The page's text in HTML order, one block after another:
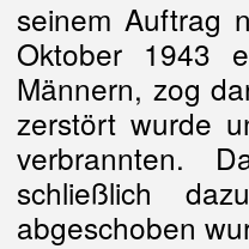
seinem Auftrag
Oktober 1943
Männern, zog
zerstört wurde
verbrannten.
schließlich
abgeschoben